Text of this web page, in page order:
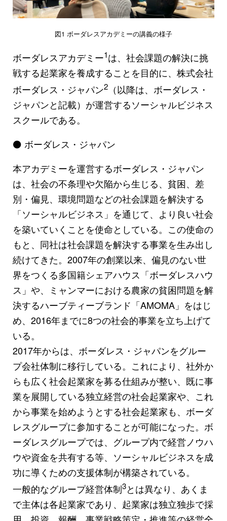
図1 ボーダレスアカデミーの講義の様子
ボーダレスアカデミー1は、社会課題の解決に挑
戦する起業家を養成することを目的に、株式会社
ボーダレス・ジャパン2 （以降は、ボーダレス・
ジャパンと記載）が運営するソーシャルビジネス
スクールである。
⚫ ボーダレス・ジャパン
本アカデミーを運営するボーダレス・ジャパン
は、社会の不条理や欠陥から生じる、貧困、差
別・偏見、環境問題などの社会課題を解決する
「ソーシャルビジネス」を通じて、より良い社会
を築いていくことを使命としている。この使命の
もと、同社は社会課題を解決する事業を生み出し
続けてきた。2007年の創業以来、偏見のない世
界をつくる多国籍シェアハウス「ボーダレスハウ
ス」や、ミャンマーにおける農家の貧困問題を解
決するハーブティーブランド「AMOMA」をはじ
め、2016年までに8つの社会的事業を立ち上げて
いる。
2017年からは、ボーダレス・ジャパンをグルー
プ会社体制に移行している。これにより、社外か
らも広く社会起業家を募る仕組みが整い、既に事
業を展開している独立経営の社会起業家や、これ
から事業を始めようとする社会起業家も、ボーダ
レスグループに参加することが可能になった。ボ
ーダレスグループでは、グループ内で経営ノウハ
ウや資金を共有する等、ソーシャルビジネスを成
功に導くための支援体制が構築されている。
一般的なグループ経営体制3とは異なり、あくま
で主体は各起業家であり、起業家は独立独歩で採